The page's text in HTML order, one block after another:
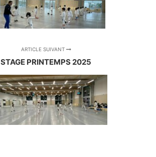
ARTICLE SUIVANT
STAGE PRINTEMPS 2025